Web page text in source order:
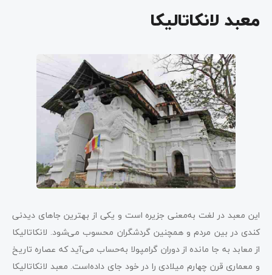
معبد لانکاتالیکا
این معبد در لغت به‌معنی جزیره است و یکی از بهترین جاهای دیدنی
کندی در بین مردم و همچنین گردشگران محسوب می‌شود. لانکاتالیکا
از معابد به جا مانده از دوران گرامپولا به‌حساب می‌آید که عصاره تاریخ
و معماری قرن چهارم میلادی را در خود جای داده‌است. معبد لانکاتالیکا